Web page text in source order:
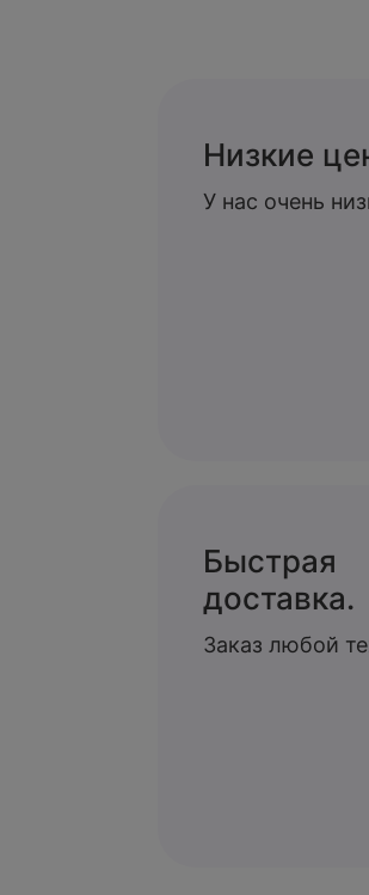
Низкие
У нас очень
Быстрая
доставка.
Заказ любой